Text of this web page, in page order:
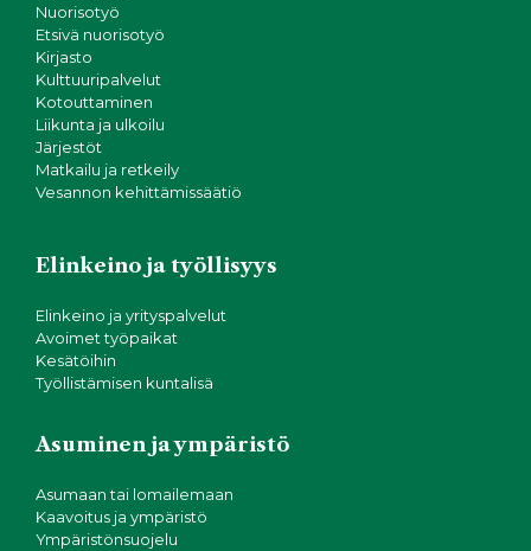
Nuorisotyö
Etsivä nuorisotyö
Kirjasto
Kulttuuripalvelut
Kotouttaminen
Liikunta ja ulkoilu
Järjestöt
Matkailu ja retkeily
Vesannon kehittämissäätiö
Elinkeino ja työllisyys
Elinkeino ja yrityspalvelut
Avoimet työpaikat
Kesätöihin
Työllistämisen kuntalisä
Asuminen ja ympäristö
Asumaan tai lomailemaan
Kaavoitus ja ympäristö
Ympäristönsuojelu